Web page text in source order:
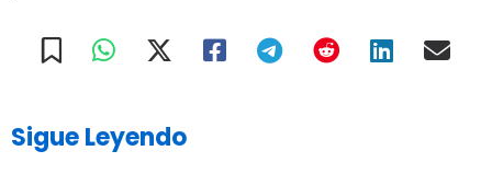
Sigue Leyendo